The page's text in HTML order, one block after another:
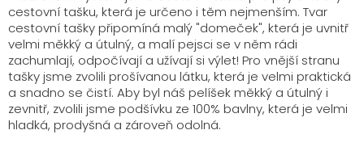
cestovní tašku, která je určeno i těm nejmenším. Tvar
cestovní tašky připomíná malý "domeček", která je uvnitř
velmi měkký a útulný, a malí pejsci se v něm rádi
zachumlají, odpočívají a užívají si výlet! Pro vnější stranu
tašky jsme zvolili prošívanou látku, která je velmi praktická
a snadno se čistí. Aby byl náš pelíšek měkký a útulný i
zevnitř, zvolili jsme podšívku ze 100% bavlny, která je velmi
hladká, prodyšná a zároveň odolná.